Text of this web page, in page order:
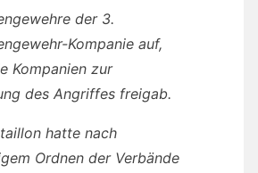
der 3.
Kompanie auf,
Kompanien zur
des Angriffes freigab.
hatte nach
Ordnen der Verbände